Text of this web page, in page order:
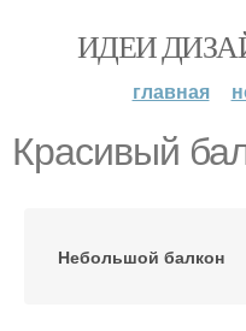
ИДЕИ
главная
Красивый
Небольшой балкон